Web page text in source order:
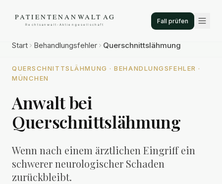
Fall prüfen
Start Behandlungsfehler Querschnittslähmung
QUERSCHNITTSLÄHMUNG · BEHANDLUNGSFEHLER ·
MÜNCHEN
Anwalt bei
Querschnittslähmung
Wenn nach einem ärztlichen Eingriff ein
schwerer neurologischer Schaden
zurückbleibt.